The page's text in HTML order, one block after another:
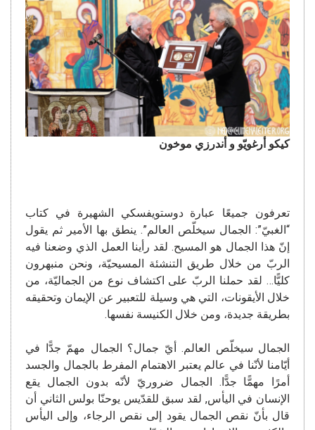
كيكو أرغويّو و أندرزي موخون
تعرفون جميعًا عبارة دوستويفسكي الشهيرة في كتاب
“الغبيّ”: الجمال سيخلّص العالم”. ينطق بها الأمير ثم يقول
إنّ هذا الجمال هو المسيح. لقد رأينا العمل الذي وضعنا فيه
الربّ من خلال طريق التنشئة المسيحيّة، ونحن منبهرون
كليًّا… لقد حملنا الربّ على اكتشاف نوع من الجماليّة، من
خلال الأيقونات، التي هي وسيلة للتعبير عن الإيمان وتحقيقه
بطريقة جديدة، ومن خلال الكنيسة نفسها.
الجمال سيخلّص العالم. أيّ جمال؟ الجمال مهمّ جدًّا في
أيّامنا لأنّنا في عالم يعتبر الاهتمام المفرط بالجمال والجسد
أمرًا مهمًّا جدًّا. الجمال ضروريّ لأنّه بدون الجمال يقع
الإنسان في اليأس, لقد سبق للقدّيس يوحنّا بولس الثاني أن
قال بأنّ نقص الجمال يقود إلى نقص الرجاء، وإلى اليأس